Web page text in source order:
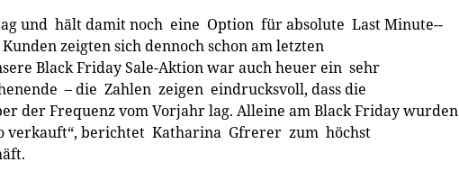
und hält damit noch eine Option für absolute Last Minute-­
zeigten sich dennoch schon am letzten
Black Friday Sale-­Aktion war auch heuer ein sehr
– die Zahlen zeigen eindrucksvoll, dass die
der Frequenz vom Vorjahr lag. Alleine am Black Friday wurden
verkauft“, berichtet Katharina Gfrerer zum höchst